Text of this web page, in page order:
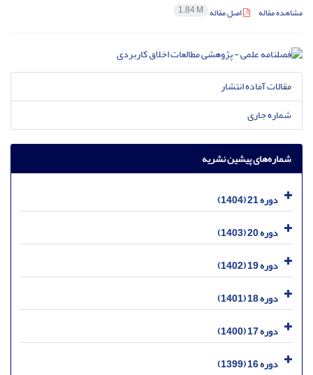
مشاهده مقاله اصل مقاله 1.84 M
مقالات آماده انتشار
شماره جاری
شماره‌های پیشین نشریه
دوره 21 (1404)
دوره 20 (1403)
دوره 19 (1402)
دوره 18 (1401)
دوره 17 (1400)
دوره 16 (1399)